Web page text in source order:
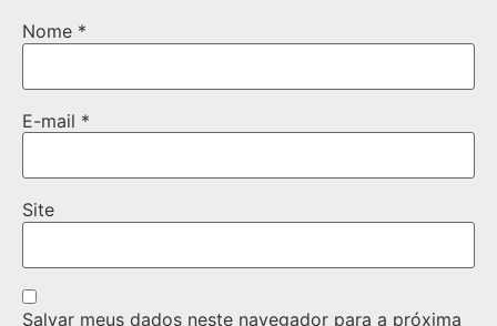
Nome *
E-mail *
Site
Salvar meus dados neste navegador para a próxima